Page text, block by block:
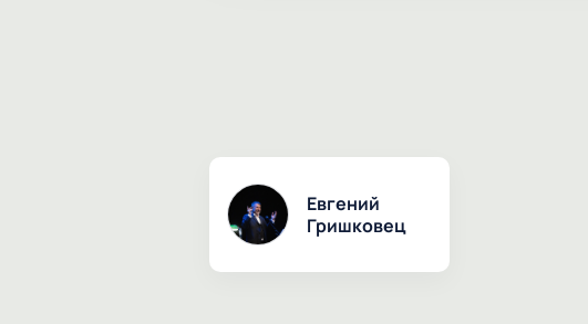
Евгений
Гришковец